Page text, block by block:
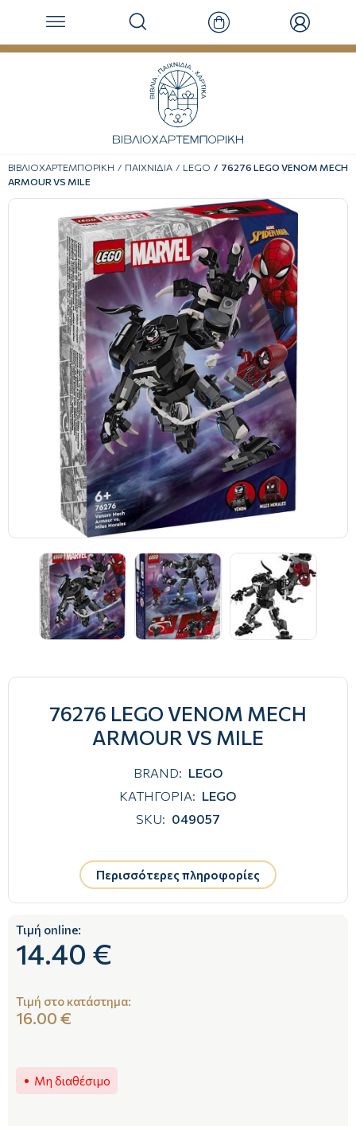
ΒΙΒΛΙΟΧΑΡΤΕΜΠΟΡΙΚΗ ΠΑΙΧΝΙΔΙΑ LEGO
76276 LEGO VENOM MECH
ARMOUR VS MILE
76276 LEGO VENOM MECH
ARMOUR VS MILE
BRAND: LEGO
ΚΑΤΗΓΟΡΙΑ: LEGO
SKU: 049057
Περισσότερες πληροφορίες
Τιμή online:
14.40 €
Τιμή στο κατάστημα:
16.00 €
Μη διαθέσιμο